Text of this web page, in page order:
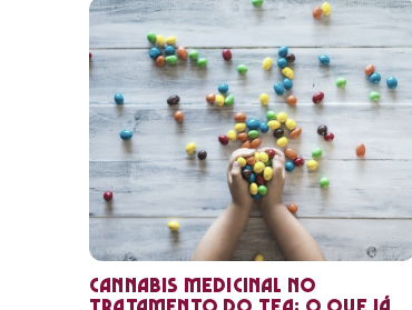
Cannabis medicinal no